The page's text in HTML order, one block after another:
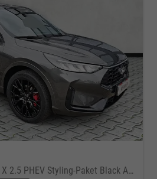
Plug-In Hybrid ST-Line X 2.5 PHEV Styling-Paket Black AHK